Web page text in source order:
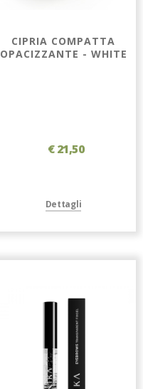
CIPRIA COMPATTA
OPACIZZANTE - WHITE
€ 21,50
Dettagli